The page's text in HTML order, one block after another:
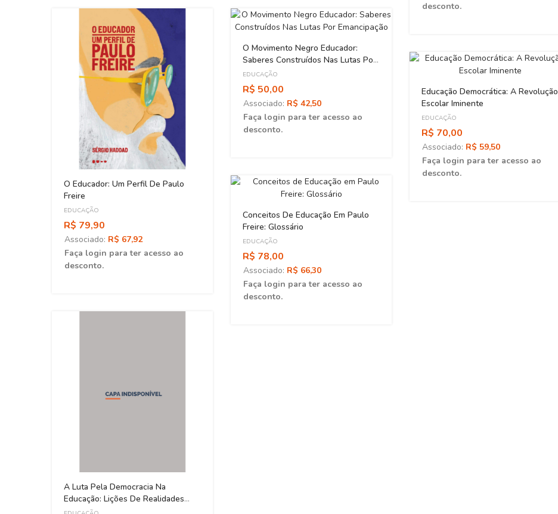
O Educador: Um Perfil De Paulo
Freire
EDUCAÇÃO
R$ 79,90
Associado: R$ 67,92
Faça login para ter acesso ao
desconto.
A Luta Pela Democracia Na
Educação: Lições De Realidades
Sociais
O Movimento Negro Educador:
Saberes Construídos Nas Lutas Por
Emancipação
EDUCAÇÃO
R$ 50,00
Associado: R$ 42,50
Faça login para ter acesso ao
desconto.
Conceitos De Educação Em Paulo
Freire: Glossário
EDUCAÇÃO
R$ 78,00
Associado: R$ 66,30
Faça login para ter acesso ao
desconto.
desconto.
Educação Democrática: A Revolução
Escolar Iminente
EDUCAÇÃO
R$ 70,00
Associado: R$ 59,50
Faça login para ter acesso ao
desconto.